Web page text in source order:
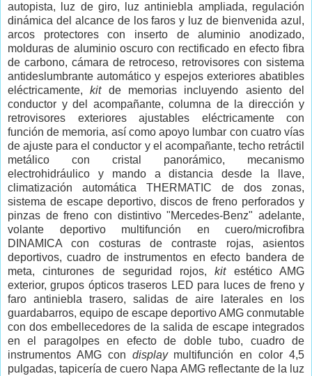
autopista, luz de giro, luz antiniebla ampliada, regulación
dinámica del alcance de los faros y luz de bienvenida azul,
arcos protectores con inserto de aluminio anodizado,
molduras de aluminio oscuro con rectificado en efecto fibra
de carbono, cámara de retroceso, retrovisores con sistema
antideslumbrante automático y espejos exteriores abatibles
eléctricamente,kitde memorias incluyendo asiento del
conductor y del acompañante, columna de la dirección y
retrovisores exteriores ajustables eléctricamente con
función de memoria, así como apoyo lumbar con cuatro vías
de ajuste para el conductor y el acompañante, techo retráctil
metálico con cristal panorámico, mecanismo
electrohidráulico y mando a distancia desde la llave,
climatización automática THERMATIC de dos zonas,
sistema de escape deportivo, discos de freno perforados y
pinzas de freno con distintivo "Mercedes-Benz" adelante,
volante deportivo multifunción en cuero/microfibra
DINAMICA con costuras de contraste rojas, asientos
deportivos, cuadro de instrumentos en efecto bandera de
meta, cinturones de seguridad rojos,kit estético AMG
exterior, grupos ópticos traseros LED para luces de freno y
faro antiniebla trasero, salidas de aire laterales en los
guardabarros, equipo de escape deportivo AMG conmutable
con dos embellecedores de la salida de escape integrados
en el paragolpes en efecto de doble tubo, cuadro de
instrumentos AMG con displaymultifunción en color 4,5
pulgadas, tapicería de cuero Napa AMG reflectante de la luz